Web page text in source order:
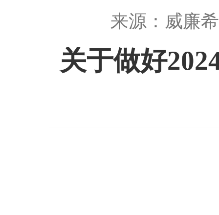
来源：威廉
关于做好